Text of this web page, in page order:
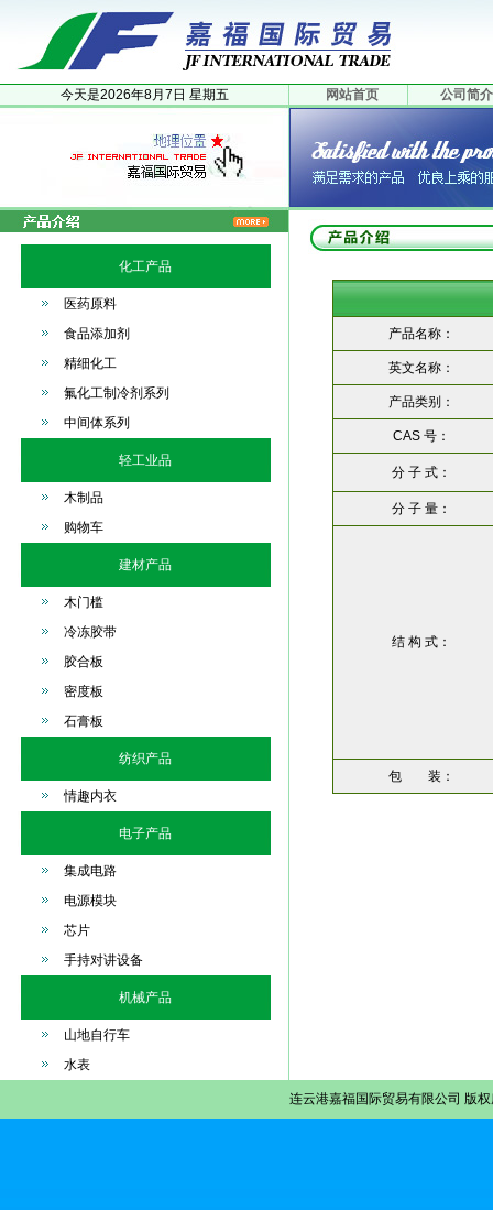
今天是2026年8月 7日 星期五 网站首页 公司简介
化工产品
医药原料
食品添加剂
精细化工
氟化工制冷剂系列
中间体系列
轻工业品
木制品
购物车
建材产品
木门槛
冷冻胶带
胶合板
密度板
石膏板
纺织产品
情趣内衣
电子产品
集成电路
电源模块
芯片
手持对讲设备
机械产品
山地自行车
水表
产品名称：
英文名称：
产品类别：
CAS 号：
分 子 式：
分 子 量：
结 构 式：
包 装：
连云港嘉福国际贸易有限公司 版